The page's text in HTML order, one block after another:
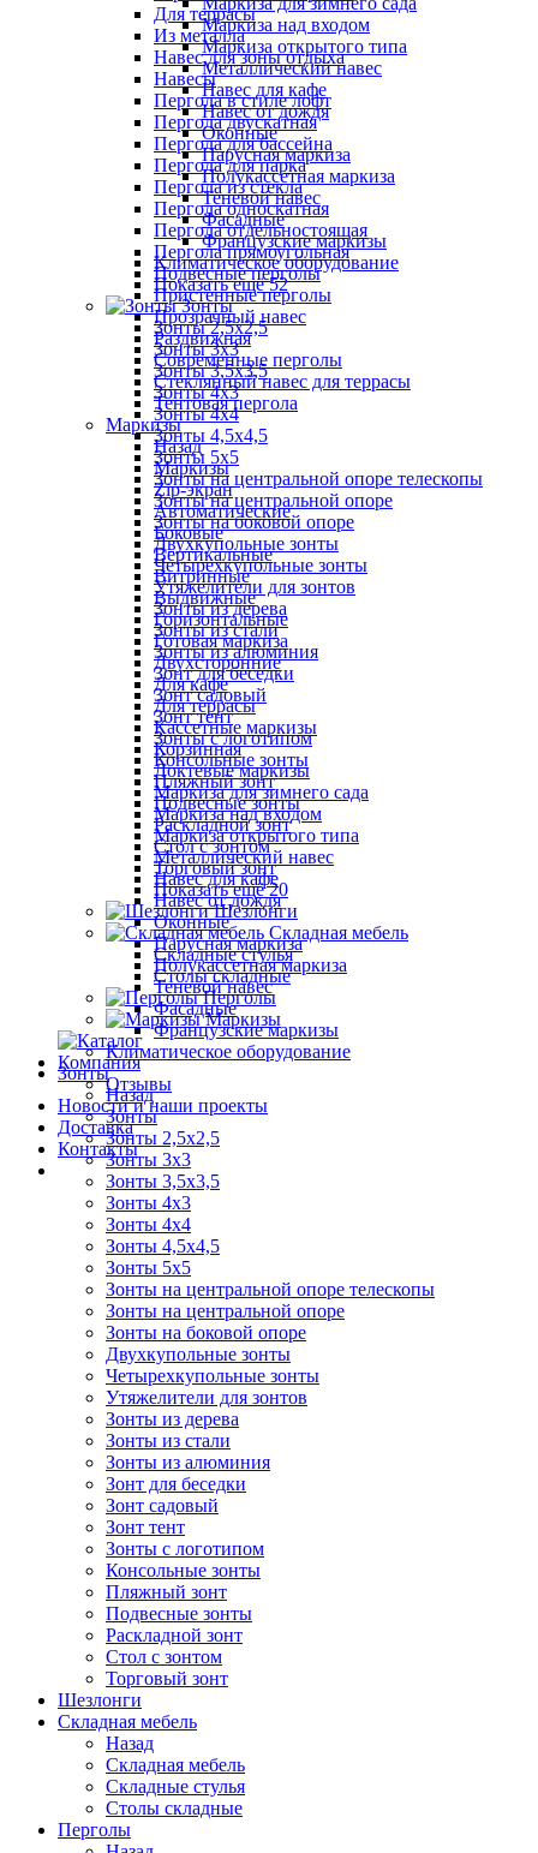
Маркиза над входом
Маркиза открытого типа
Металлический навес
Навес для кафе
Навес от дождя
Оконные
Парусная маркиза
Полукассетная маркиза
Теневой навес
Фасадные
Французские маркизы
Климатическое оборудование
Показать ещё 52
Зонты
Зонты 2,5х2,5
Зонты 3х3
Зонты 3,5х3,5
Зонты 4х3
Зонты 4х4
Зонты 4,5х4,5
Зонты 5х5
Зонты на центральной опоре телескопы
Зонты на центральной опоре
Зонты на боковой опоре
Двухкупольные зонты
Четырехкупольные зонты
Утяжелители для зонтов
Зонты из дерева
Зонты из стали
Зонты из алюминия
Зонт для беседки
Зонт садовый
Зонт тент
Зонты с логотипом
Консольные зонты
Пляжный зонт
Подвесные зонты
Раскладной зонт
Стол с зонтом
Торговый зонт
Показать ещё 20
Шезлонги
Складная мебель
Складные стулья
Столы складные
Перголы
Маркизы
Компания
Отзывы
Новости и наши проекты
Доставка
Контакты
Для террасы
Из металла
Навес для зоны отдыха
Навесы
Пергола в стиле лофт
Пергола двускатная
Пергола для бассейна
Пергола для парка
Пергола из стекла
Пергола односкатная
Пергола отдельностоящая
Пергола прямоугольная
Подвесные перголы
Пристенные перголы
Прозрачный навес
Раздвижная
Современные перголы
Стеклянный навес для террасы
Тентовая пергола
Маркизы
Назад
Маркизы
Zip-экран
Автоматические
Боковые
Вертикальные
Витринные
Выдвижные
Горизонтальные
Готовая маркиза
Двухсторонние
Для кафе
Для террасы
Кассетные маркизы
Корзинная
Локтевые маркизы
Маркиза для зимнего сада
Маркиза над входом
Маркиза открытого типа
Металлический навес
Навес для кафе
Навес от дождя
Оконные
Парусная маркиза
Полукассетная маркиза
Теневой навес
Фасадные
Французские маркизы
Климатическое оборудование
Зонты
Назад
Зонты
Зонты 2,5х2,5
Зонты 3х3
Зонты 3,5х3,5
Зонты 4х3
Зонты 4х4
Зонты 4,5х4,5
Зонты 5х5
Зонты на центральной опоре телескопы
Зонты на центральной опоре
Зонты на боковой опоре
Двухкупольные зонты
Четырехкупольные зонты
Утяжелители для зонтов
Зонты из дерева
Зонты из стали
Зонты из алюминия
Зонт для беседки
Зонт садовый
Зонт тент
Зонты с логотипом
Консольные зонты
Пляжный зонт
Подвесные зонты
Раскладной зонт
Стол с зонтом
Торговый зонт
Шезлонги
Складная мебель
Назад
Складная мебель
Складные стулья
Столы складные
Перголы